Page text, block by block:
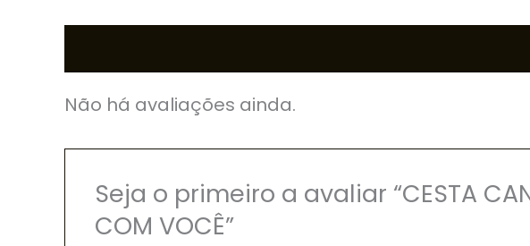
Não há avaliações ainda.
Seja o primeiro a avaliar “CESTA
COM VOCÊ”